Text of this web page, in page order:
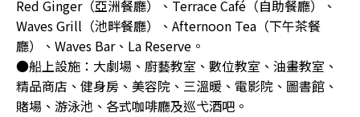
Red Ginger（亞洲餐廳）、Terrace Café（自助餐廳）、
Waves Grill（池畔餐廳）、Afternoon Tea（下午茶餐
廳）、Waves Bar、La Reserve。
●船上設施：大劇場、廚藝教室、數位教室、油畫教室、
精品商店、健身房、美容院、三溫暖、電影院、圖書館、
賭場、游泳池、各式咖啡廳及巡弋酒吧。